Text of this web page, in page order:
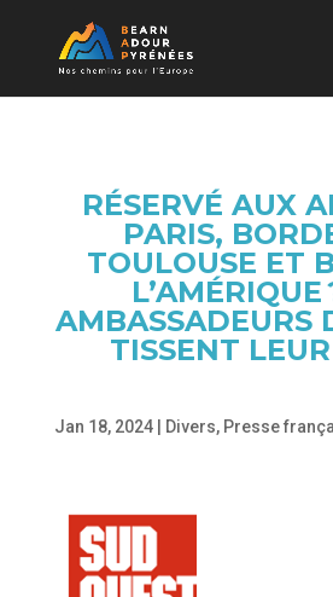
RÉSERVÉ AUX
PARIS,
TOULOUSE ET
L’AMÉRIQUE
AMBASSADEURS
TISSENT
Jan 18, 2024| Divers, Presse